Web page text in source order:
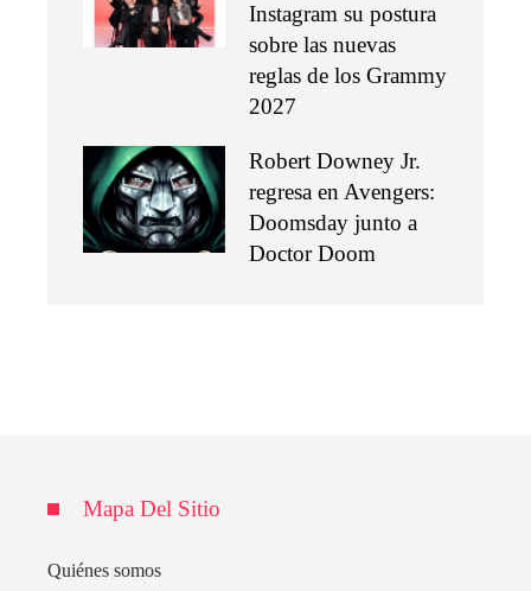
Instagram su postura
sobre las nuevas
reglas de los Grammy
2027
Robert Downey Jr.
regresa en Avengers:
Doomsday junto a
Doctor Doom
Mapa Del Sitio
Quiénes somos